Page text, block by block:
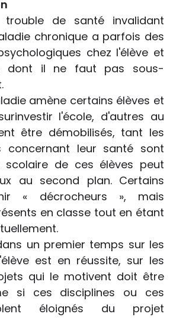
de santé invalidant
chronique a parfois des
chez l'élève et
dont il ne faut pas sous-
amène certains élèves et
l'école, d'autres au
être démobilisés, tant les
concernant leur santé sont
scolaire de ces élèves peut
au second plan. Certains
« décrocheurs », mais
en classe tout en étant
un premier temps sur les
est en réussite, sur les
qui le motivent doit être
si ces disciplines ou ces
éloignés du projet